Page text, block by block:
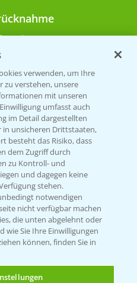
entsorgen
564 1
verwenden, um Ihre
zu verstehen, unsere
mit unseren
umfasst auch
im Detail dargestellten
unsicheren Drittstaaten,
besteht das Risiko, dass
dem Zugriff durch
zu Kontroll- und
und dagegen keine
stehen.
notwendigen
nicht verfügbar machen
die unten abgelehnt oder
wie Sie Ihre Einwilligungen
können, finden Sie in